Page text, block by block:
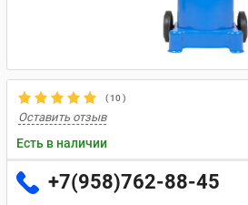
(10)
Оставить отзыв
Есть в наличии
+7(958)762-88-45